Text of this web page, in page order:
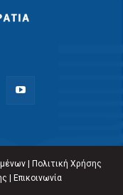
|
Πολιτική Χρήσης
Επικοινωνία